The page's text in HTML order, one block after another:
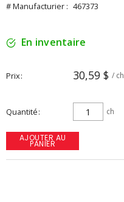
# Manufacturier : 467373
En inventaire
Prix 30,59 $ / ch
Quantité ch
AJOUTER AU
PANIER